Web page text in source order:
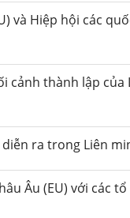
Hiệp hội các
thành lập của
ra trong Liên
Âu (EU) với các